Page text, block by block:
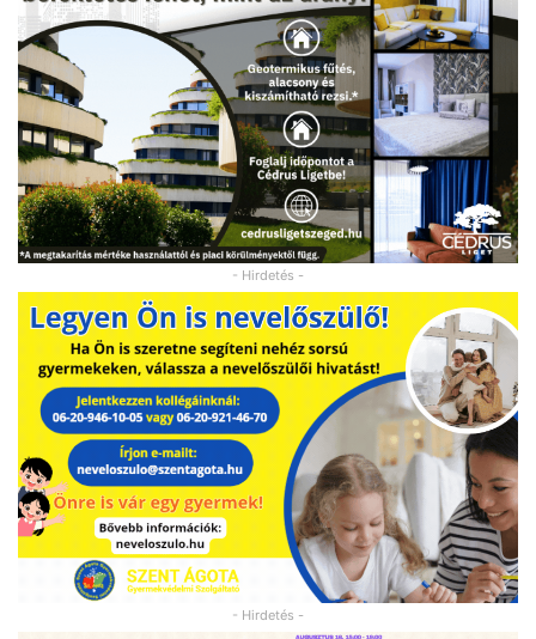
- Hirdetés -
- Hirdetés -